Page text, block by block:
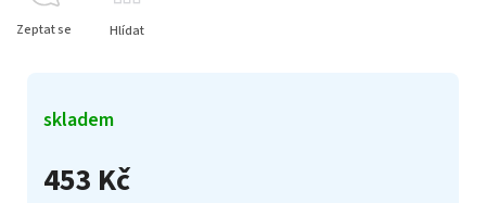
453 Kč
skladem
Zeptat se Hlídat